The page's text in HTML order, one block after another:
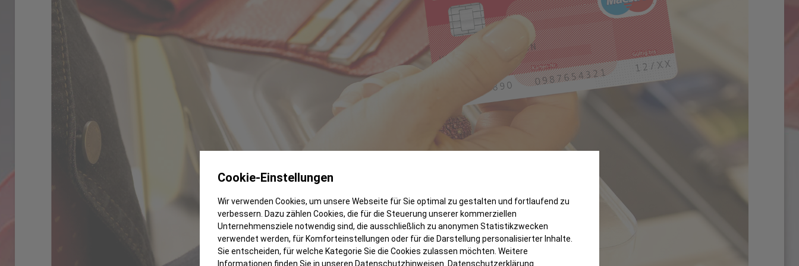
Cookie-Einstellungen
Wir verwenden Cookies, um unsere Webseite für Sie optimal zu gestalten und fortlaufend zu
verbessern. Dazu zählen Cookies, die für die Steuerung unserer kommerziellen
Unternehmensziele notwendig sind, die ausschließlich zu anonymen Statistikzwecken
verwendet werden, für Komforteinstellungen oder für die Darstellung personalisierter Inhalte.
Sie entscheiden, für welche Kategorie Sie die Cookies zulassen möchten. Weitere
Informationen finden Sie in unseren Datenschutzhinweisen. Datenschutzerklärung